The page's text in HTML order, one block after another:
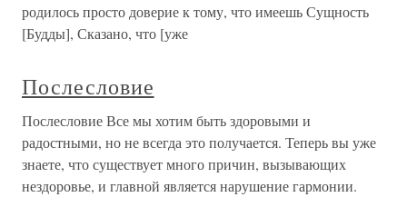
родилось просто доверие к тому, что имеешь Сущность
[Будды], Сказано, что [уже
Послесловие
Послесловие Все мы хотим быть здоровыми и
радостными, но не всегда это получается. Теперь вы уже
знаете, что существует много причин, вызывающих
нездоровье, и главной является нарушение гармонии.